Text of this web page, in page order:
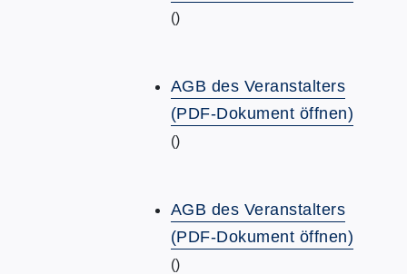
()
AGB des Veranstalters
(PDF-Dokument öffnen)
()
AGB des Veranstalters
(PDF-Dokument öffnen)
()